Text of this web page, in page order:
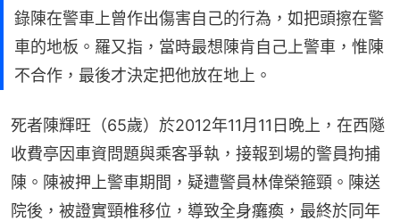
錄陳在警車上曾作出傷害自己的行為，如把頭擦在警
車的地板。羅又指，當時最想陳肯自己上警車，惟陳
不合作，最後才決定把他放在地上。
死者陳輝旺（65歲）於2012年11月11日晚上，在西隧
收費亭因車資問題與乘客爭執，接報到場的警員拘捕
陳。陳被押上警車期間，疑遭警員林偉榮箍頸。陳送
院後，被證實頸椎移位，導致全身癱瘓，最終於同年